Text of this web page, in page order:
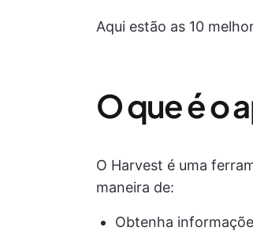
Aqui estão as 10
O que é o
O Harvest é uma
maneira de:
Obtenha